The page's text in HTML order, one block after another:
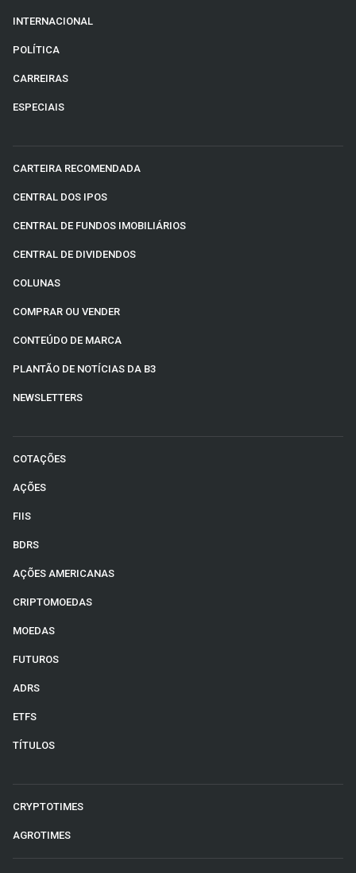
INTERNACIONAL
POLÍTICA
CARREIRAS
ESPECIAIS
CARTEIRA RECOMENDADA
CENTRAL DOS IPOS
CENTRAL DE FUNDOS IMOBILIÁRIOS
CENTRAL DE DIVIDENDOS
COLUNAS
COMPRAR OU VENDER
CONTEÚDO DE MARCA
PLANTÃO DE NOTÍCIAS DA B3
NEWSLETTERS
COTAÇÕES
AÇÕES
FIIS
BDRS
AÇÕES AMERICANAS
CRIPTOMOEDAS
MOEDAS
FUTUROS
ADRS
ETFS
TÍTULOS
CRYPTOTIMES
AGROTIMES